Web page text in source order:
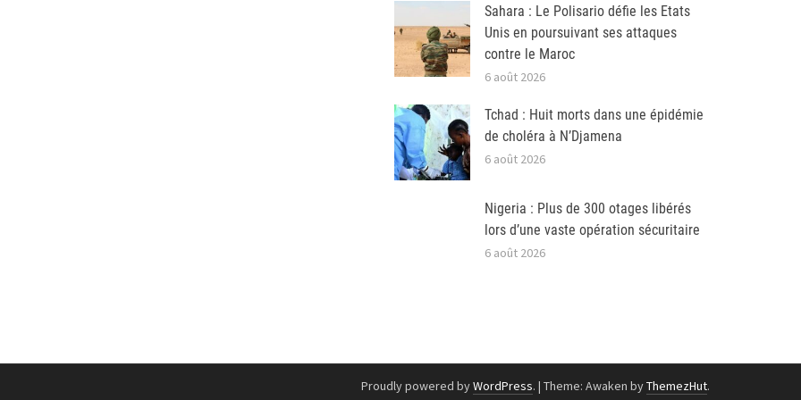
Sahara : Le Polisario défie les Etats
Unis en poursuivant ses attaques
contre le Maroc
6 août 2026
Tchad : Huit morts dans une épidémie
de choléra à N’Djamena
6 août 2026
Nigeria : Plus de 300 otages libérés
lors d’une vaste opération sécuritaire
6 août 2026
Proudly powered byWordPress. | Theme: Awaken byThemezHut.